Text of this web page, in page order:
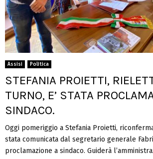
Assisi Politica
STEFANIA PROIETTI,
TURNO, E’ STATA
SINDACO.
Oggi pomeriggio a Stefania Proietti,
stata comunicata dal segretario generale
proclamazione a sindaco. Guiderà